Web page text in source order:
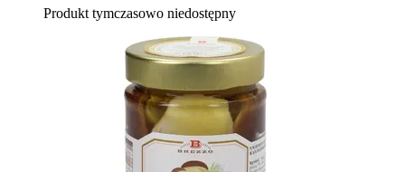
Produkt tymczasowo niedostępny